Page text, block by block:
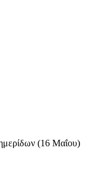
(16 Μαΐου)